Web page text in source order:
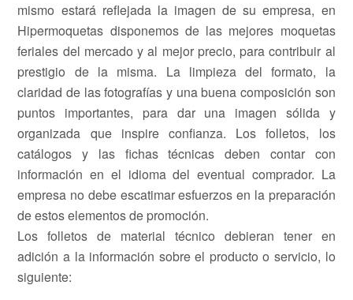
mismo estará reflejada la imagen de su empresa, en
Hipermoquetas disponemos de las mejores moquetas
feriales del mercado y al mejor precio, para contribuir al
prestigio de la misma. La limpieza del formato, la
claridad de las fotografías y una buena composición son
puntos importantes, para dar una imagen sólida y
organizada que inspire confianza. Los folletos, los
catálogos y las fichas técnicas deben contar con
información en el idioma del eventual comprador. La
empresa no debe escatimar esfuerzos en la preparación
de estos elementos de promoción.
Los folletos de material técnico debieran tener en
adición a la información sobre el producto o servicio, lo
siguiente: